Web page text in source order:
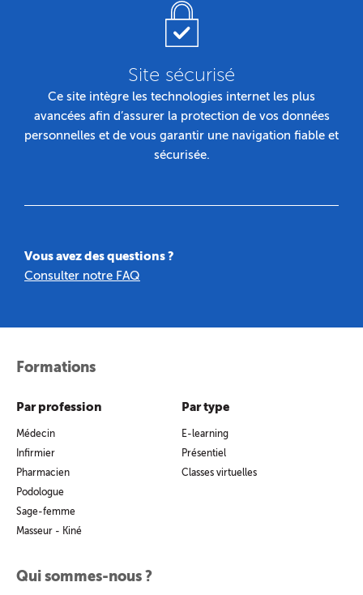
Site sécurisé
Ce site intègre les technologies internet les plus
avancées afin d’assurer la protection de vos données
personnelles et de vous garantir une navigation fiable et
sécurisée.
Vous avez des questions ?
Consulter notre FAQ
Formations
Par profession
Médecin
Infirmier
Pharmacien
Podologue
Sage-femme
Masseur - Kiné
Par type
E-learning
Présentiel
Classes virtuelles
Qui sommes-nous ?